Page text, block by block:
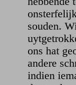
souden.
ons hat
andere
indien